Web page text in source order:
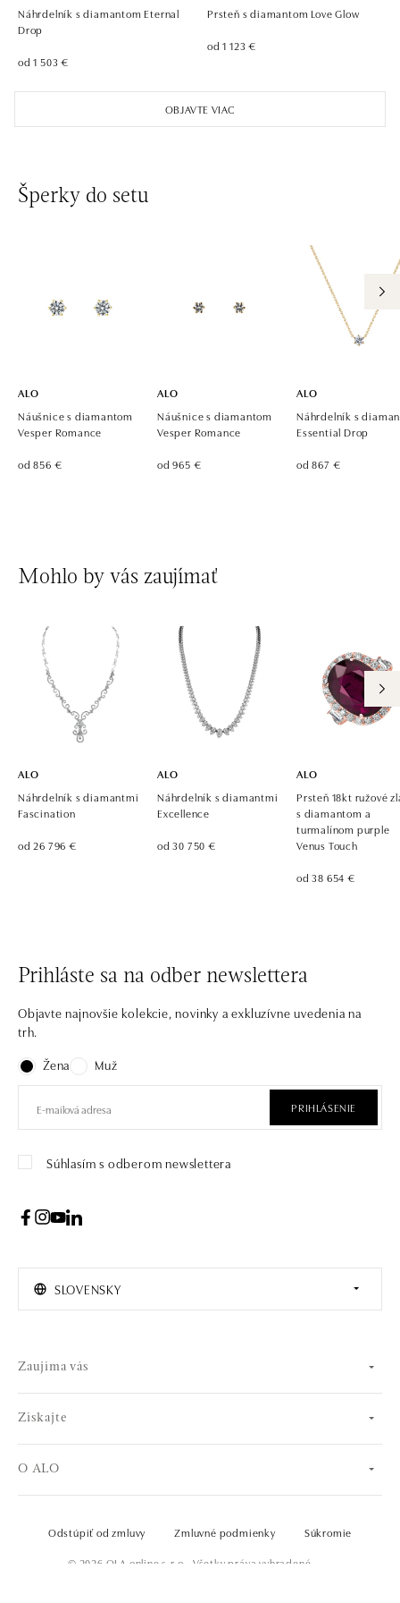
Pařížská 1076/7, 110 00 Praha 1
Chlumecká 765/6, 198 19 Praha 9
ALO diamonds, Westfield, Praha 4 - Chodov
Roztylská 2321/19, 148 00 Praha 4 - Chodov
OBJAVTE VIAC
Náhrdelník s diamantom Eternal
Drop
od 1 503 €
Prsteň s diamantom Love Glow
od 1 123 €
Šperky do setu
ALO
Náušnice s diamantom
Vesper Romance
od 856 €
ALO
Náušnice s diamantom
Vesper Romance
od 965 €
ALO
Náhrdelník s
Essential Drop
od 867 €
Mohlo by vás zaujímať
ALO
Náhrdelník s diamantmi
Fascination
od 26 796 €
ALO
Náhrdelník s diamantmi
Excellence
od 30 750 €
ALO
Prsteň 18kt ružové
s diamantom a
turmalínom purple
Venus Touch
od 38 654 €
Prihláste sa na odber newslettera
Objavte najnovšie kolekcie, novinky a exkluzívne uvedenia na
trh.
Žena
Muž
PRIHLÁSENIE
Súhlasím s odberom newslettera
SLOVENSKY
Zaujíma vás
Získajte
O ALO
© 2026 OLA online s.r.o.. Všetky práva vyhradené..
Odstúpiť od zmluvy Zmluvné podmienky Súkromie